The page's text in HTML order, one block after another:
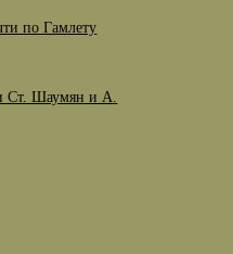
по Гамлету
Ст. Шаумян и А.